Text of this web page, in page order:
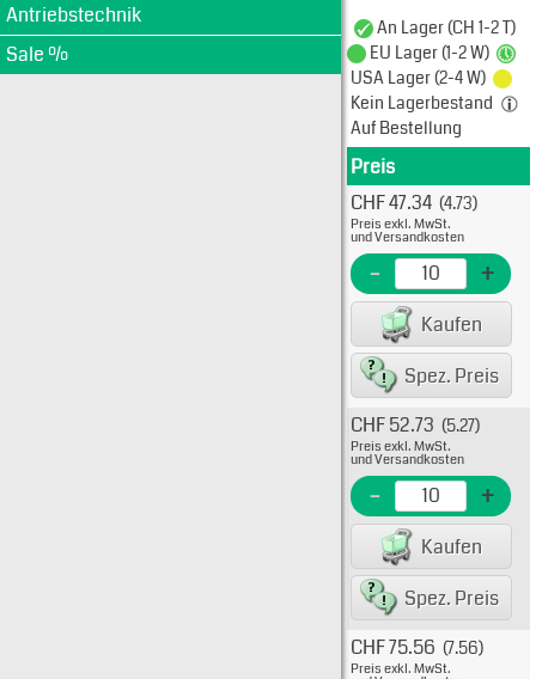
Antriebstechnik
Sale %
An Lager (CH 1-2 T)
EU Lager (1-2 W)
USA Lager (2-4 W)
Kein Lagerbestand
Auf Bestellung
Produkt
Preis
EME
CHF 47.34 (4.73)
Preis exkl. MwSt.
und Versandkosten
- +
Kaufen
Spez. Preis
EME
CHF 52.73 (5.27)
Preis exkl. MwSt.
und Versandkosten
- +
Kaufen
Spez. Preis
Typ:
CHF 75.56 (7.56)
Preis exkl. MwSt.